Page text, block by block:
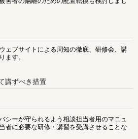
ェブサイトによる周知の徹底、研修会、講
ます。
講ずべき措置
シーが守られるよう相談担当者用のマニュ
者に必要な研修・講習を受講させることな